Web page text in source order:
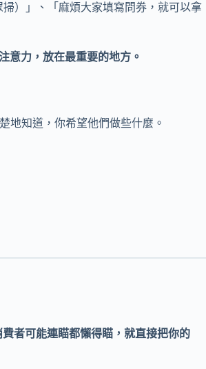
）」、「麻煩大家填寫問券，就可以拿
意力，放在最重要的地方。
地知道，你希望他們做些什麼。
者可能連瞄都懶得瞄，就直接把你的